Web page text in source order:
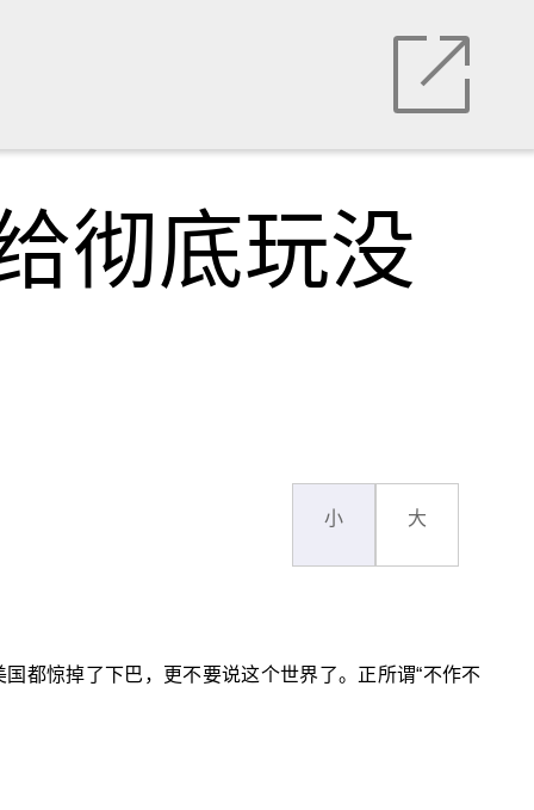
彻底玩没
小 大
都惊掉了下巴，更不要说这个世界了。正所谓“不作不